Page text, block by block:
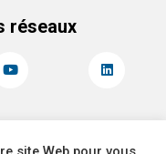
réseaux